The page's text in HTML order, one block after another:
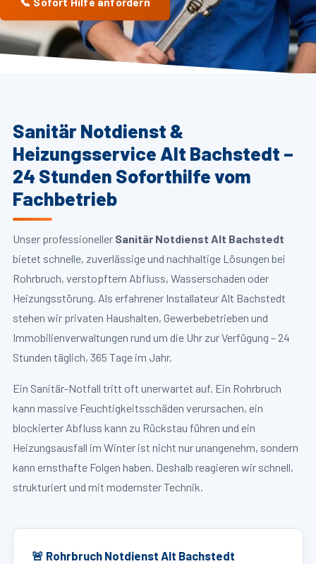
Sanitär Notdienst &
Heizungsservice Alt Bachstedt –
24 Stunden Soforthilfe vom
Fachbetrieb
Unser professioneller Sanitär Notdienst Alt Bachstedt
bietet schnelle, zuverlässige und nachhaltige Lösungen bei
Rohrbruch, verstopftem Abfluss, Wasserschaden oder
Heizungsstörung. Als erfahrener Installateur Alt Bachstedt
stehen wir privaten Haushalten, Gewerbebetrieben und
Immobilienverwaltungen rund um die Uhr zur Verfügung – 24
Stunden täglich, 365 Tage im Jahr.
Ein Sanitär-Notfall tritt oft unerwartet auf. Ein Rohrbruch
kann massive Feuchtigkeitsschäden verursachen, ein
blockierter Abfluss kann zu Rückstau führen und ein
Heizungsausfall im Winter ist nicht nur unangenehm, sondern
kann ernsthafte Folgen haben. Deshalb reagieren wir schnell,
strukturiert und mit modernster Technik.
🚨 Rohrbruch Notdienst Alt Bachstedt